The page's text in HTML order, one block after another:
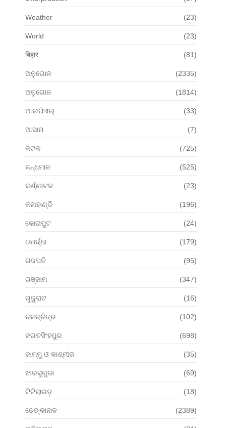
Weather (23)
World (23)
बिहार (81)
ଅନୁଗୋଳ (2335)
ଅନୁଗୋଳ (1814)
ଆଇପିଏଲ୍ (33)
ଆସାମ (7)
କଟକ (725)
କନ୍ଧମାଳ (525)
କର୍ଣ୍ଣାଟକ (23)
କଳାହାଣ୍ଡି (196)
କୋରାପୁଟ (24)
ଖୋର୍ଦ୍ଧା (179)
ଗଜପତି (95)
ଗଞ୍ଜାମ (347)
ଗୁଜୁରାଟ (16)
ଚଳଚ୍ଚିତ୍ର (102)
ଜଗତସିଂହପୁର (698)
ଜାମ୍ମୁ ଓ କାଶ୍ମୀର (35)
ଝାରସୁଗୁଡା (69)
ଟିଟିଲାଗଡ଼ (18)
ଢେଙ୍କାନାଳ (2389)